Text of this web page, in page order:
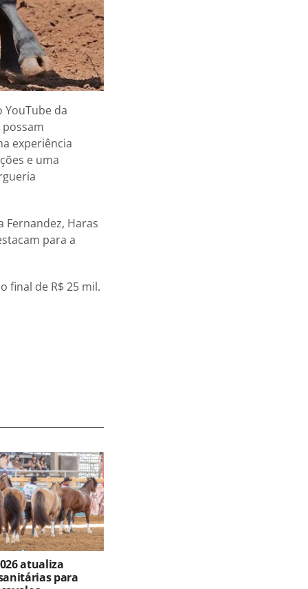
da
experiência
e uma
Haras
para a
final de R$ 25 mil.
atualiza
para